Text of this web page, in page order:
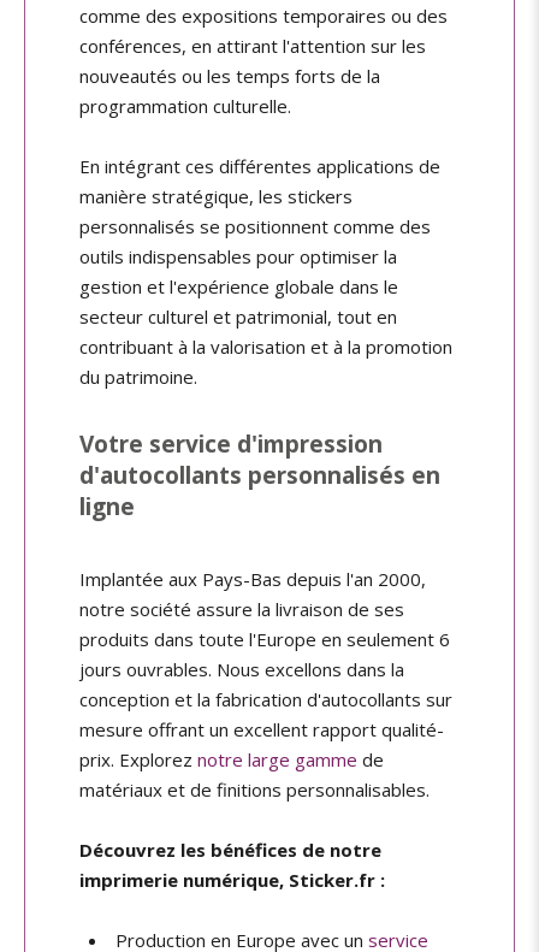
comme des expositions temporaires ou des
conférences, en attirant l'attention sur les
nouveautés ou les temps forts de la
programmation culturelle.
En intégrant ces différentes applications de
manière stratégique, les stickers
personnalisés se positionnent comme des
outils indispensables pour optimiser la
gestion et l'expérience globale dans le
secteur culturel et patrimonial, tout en
contribuant à la valorisation et à la promotion
du patrimoine.
Votre service d'impression
d'autocollants personnalisés en
ligne
Implantée aux Pays-Bas depuis l'an 2000,
notre société assure la livraison de ses
produits dans toute l'Europe en seulement 6
jours ouvrables. Nous excellons dans la
conception et la fabrication d'autocollants sur
mesure offrant un excellent rapport qualité-
prix. Explorez notre large gamme de
matériaux et de finitions personnalisables.
Découvrez les bénéfices de notre
imprimerie numérique, Sticker.fr :
Production en Europe avec un service